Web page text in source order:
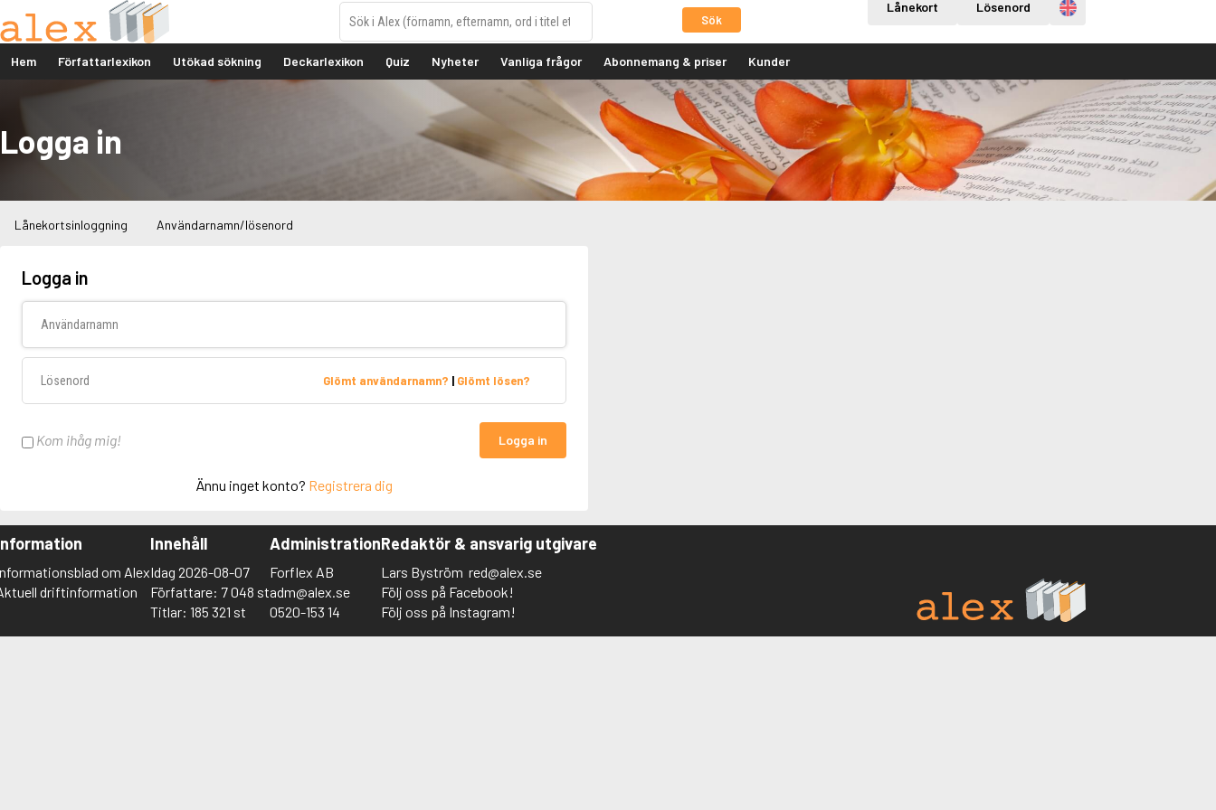
Sök
Lånekort Lösenord Engelska
Hem Författarlexikon Utökad sökning Deckarlexikon Quiz Nyheter Vanliga frågor Abonnemang & priser Kunder
Logga in
Lånekortsinloggning Användarnamn/lösenord
Logga in
Glömt användarnamn? | Glömt lösen?
Kom ihåg mig! Logga in
Ännu inget konto? Registrera dig
om Alex
driftinformation
Innehåll
Idag 2026-08-07
Författare: 7 048 st
Titlar: 185 321 st
Administration
Forflex AB
adm@alex.se
0520-153 14
Redaktör & ansvarig utgivare
Lars Byström red@alex.se
Följ oss på Facebook!
Följ oss på Instagram!